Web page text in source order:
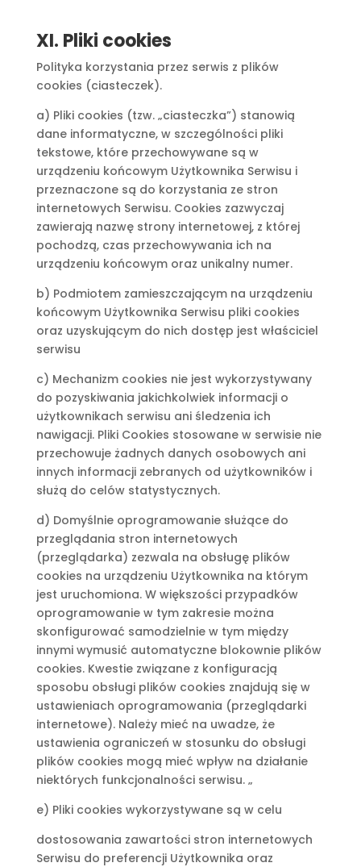
XI. Pliki cookies
Polityka korzystania przez serwis z plików
cookies (ciasteczek).
a) Pliki cookies (tzw. „ciasteczka”) stanowią
dane informatyczne, w szczególności pliki
tekstowe, które przechowywane są w
urządzeniu końcowym Użytkownika Serwisu i
przeznaczone są do korzystania ze stron
internetowych Serwisu. Cookies zazwyczaj
zawierają nazwę strony internetowej, z której
pochodzą, czas przechowywania ich na
urządzeniu końcowym oraz unikalny numer.
b) Podmiotem zamieszczającym na urządzeniu
końcowym Użytkownika Serwisu pliki cookies
oraz uzyskującym do nich dostęp jest właściciel
serwisu
c) Mechanizm cookies nie jest wykorzystywany
do pozyskiwania jakichkolwiek informacji o
użytkownikach serwisu ani śledzenia ich
nawigacji. Pliki Cookies stosowane w serwisie nie
przechowuje żadnych danych osobowych ani
innych informacji zebranych od użytkowników i
służą do celów statystycznych.
d) Domyślnie oprogramowanie służące do
przeglądania stron internetowych
(przeglądarka) zezwala na obsługę plików
cookies na urządzeniu Użytkownika na którym
jest uruchomiona. W większości przypadków
oprogramowanie w tym zakresie można
skonfigurować samodzielnie w tym między
innymi wymusić automatyczne blokownie plików
cookies. Kwestie związane z konfiguracją
sposobu obsługi plików cookies znajdują się w
ustawieniach oprogramowania (przeglądarki
internetowe). Należy mieć na uwadze, że
ustawienia ograniczeń w stosunku do obsługi
plików cookies mogą mieć wpływ na działanie
niektórych funkcjonalności serwisu. „
e) Pliki cookies wykorzystywane są w celu
dostosowania zawartości stron internetowych
Serwisu do preferencji Użytkownika oraz